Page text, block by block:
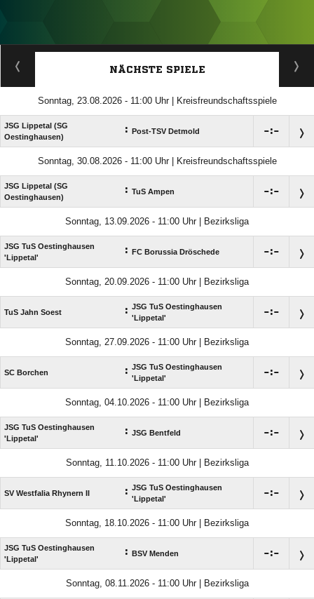
ANZEIGE
NÄCHSTE SPIELE
Sonntag, 23.08.2026 - 11:00 Uhr | Kreisfreundschaftsspiele
JSG Lippetal (SG
Oestinghausen)
: Post-TSV Detmold :
Sonntag, 30.08.2026 - 11:00 Uhr | Kreisfreundschaftsspiele
JSG Lippetal (SG
Oestinghausen)
: TuS Ampen :
Sonntag, 13.09.2026 - 11:00 Uhr | Bezirksliga
JSG TuS Oestinghausen
'Lippetal'
: FC Borussia Dröschede :
Sonntag, 20.09.2026 - 11:00 Uhr | Bezirksliga
TuS Jahn Soest : JSG TuS Oestinghausen
'Lippetal'
:
Sonntag, 27.09.2026 - 11:00 Uhr | Bezirksliga
SC Borchen : JSG TuS Oestinghausen
'Lippetal'
:
Sonntag, 04.10.2026 - 11:00 Uhr | Bezirksliga
JSG TuS Oestinghausen
'Lippetal'
: JSG Bentfeld :
Sonntag, 11.10.2026 - 11:00 Uhr | Bezirksliga
SV Westfalia Rhynern II : JSG TuS Oestinghausen
'Lippetal'
:
Sonntag, 18.10.2026 - 11:00 Uhr | Bezirksliga
JSG TuS Oestinghausen
'Lippetal'
: BSV Menden :
Sonntag, 08.11.2026 - 11:00 Uhr | Bezirksliga